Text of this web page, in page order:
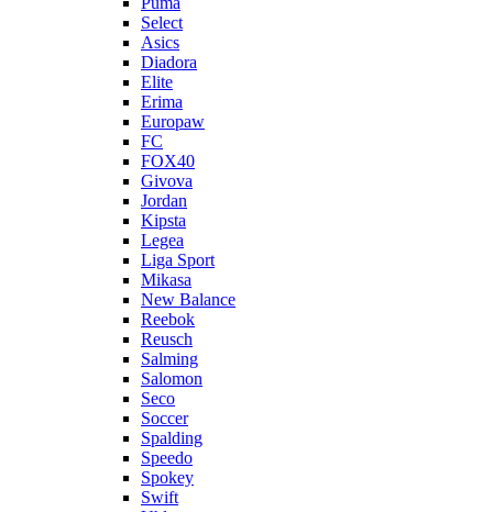
Select
Asics
Diadora
Elite
Erima
Europaw
FC
FOX40
Givova
Jordan
Kipsta
Legea
Liga Sport
Mikasa
New Balance
Reebok
Reusch
Salming
Salomon
Seco
Soccer
Spalding
Speedo
Spokey
Swift